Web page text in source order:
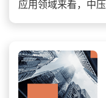
应用领域来看，中